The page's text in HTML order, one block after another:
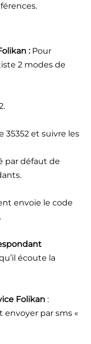
:Pour
2 modes de
35352 et suivre les
par défaut de
envoie le code
écoute la
Folikan :
envoyer par sms «